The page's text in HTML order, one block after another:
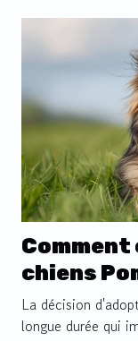
Comment
chiens
poser
La décision
longue durée qui